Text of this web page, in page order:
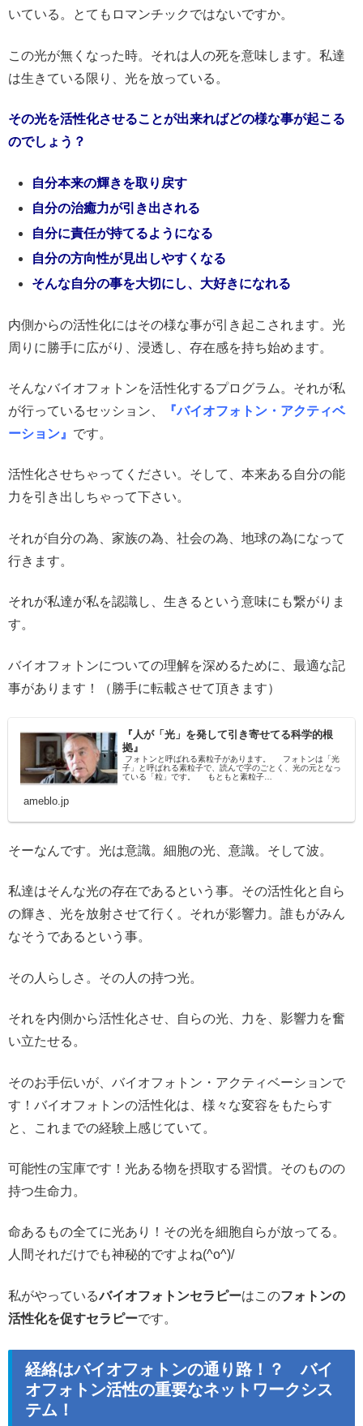
いている。とてもロマンチックではないですか。
この光が無くなった時。それは人の死を意味します。私達
は生きている限り、光を放っている。
その光を活性化させることが出来ればどの様な事が起こる
のでしょう？
自分本来の輝きを取り戻す
自分の治癒力が引き出される
自分に責任が持てるようになる
自分の方向性が見出しやすくなる
そんな自分の事を大切にし、大好きになれる
内側からの活性化にはその様な事が引き起こされます。光
周りに勝手に広がり、浸透し、存在感を持ち始めます。
そんなバイオフォトンを活性化するプログラム。それが私
が行っているセッション、
『バイオフォトン・アクティベ
ーション』 です。
活性化させちゃってください。そして、本来ある自分の能
力を引き出しちゃって下さい。
それが自分の為、家族の為、社会の為、地球の為になって
行きます。
それが私達が私を認識し、生きるという意味にも繋がりま
す。
バイオフォトンについての理解を深めるために、最適な記
事があります！（勝手に転載させて頂きます）
『人が「光」を発して引き寄せてる科学的根
拠』
フォトンと呼ばれる素粒子があります。 フォトンは「光
子」と呼ばれる素粒子で、読んで字のごとく、光の元となっ
ている「粒」です。 もともと素粒子…
ameblo.jp
そーなんです。光は意識。細胞の光、意識。そして波。
私達はそんな光の存在であるという事。その活性化と自ら
の輝き、光を放射させて行く。それが影響力。誰もがみん
なそうであるという事。
その人らしさ。その人の持つ光。
それを内側から活性化させ、自らの光、力を、影響力を奮
い立たせる。
そのお手伝いが、バイオフォトン・アクティベーションで
す！バイオフォトンの活性化は、様々な変容をもたらす
と、これまでの経験上感じていて。
可能性の宝庫です！光ある物を摂取する習慣。そのものの
持つ生命力。
命あるもの全てに光あり！その光を細胞自らが放ってる。
人間それだけでも神秘的ですよね(^o^)/
私がやっているバイオフォトンセラピーはこのフォトンの
活性化を促すセラピーです。
経絡はバイオフォトンの通り路！？ バイ
オフォトン活性の重要なネットワークシス
テム！